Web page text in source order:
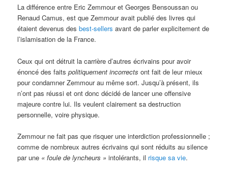
La différence entre Eric Zemmour et Georges Bensoussan ou
Renaud Camus, est que Zemmour avait publié des livres qui
étaient devenus desbest-sellers avant de parler explicitement de
l’islamisation de la France.
Ceux qui ont détruit la carrière d’autres écrivains pour avoir
énoncé des faitspolitiquement incorrects ont fait de leur mieux
pour condamner Zemmour au même sort. Jusqu’à présent, ils
n’ont pas réussi et ont donc décidé de lancer une offensive
majeure contre lui. Ils veulent clairement sa destruction
personnelle, voire physique.
Zemmour ne fait pas que risquer une interdiction professionnelle ;
comme de nombreux autres écrivains qui sont réduits au silence
par une « foule de lyncheurs » intolérants, il risque sa vie.